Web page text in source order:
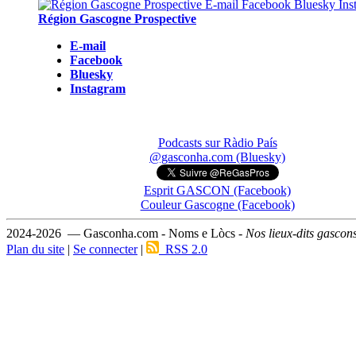
Région Gascogne Prospective
E-mail
Facebook
Bluesky
Instagram
Podcasts sur Ràdio País
@gasconha.com (Bluesky)
Esprit GASCON (Facebook)
Couleur Gascogne (Facebook)
2024-2026 — Gasconha.com - Noms e Lòcs - Nos lieux-dits
Plan du site | Se connecter| RSS 2.0